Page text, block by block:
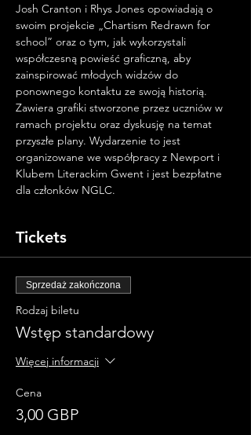
Josh Cranton i Rhys Jones opowiadają o
swoim projekcie „Chartism Redrawn for
school” oraz o tym, jak wykorzystali
współczesną powieść graficzną, aby
zainspirować młodych widzów do
ponownego kontaktu ze swoją historią.
Zawiera grafiki stworzone przez uczniów w
ramach projektu oraz dyskusję na temat
przyszłe plany. Wydarzenie to jest
organizowane we współpracy z Newport i
Klubem Literackim Gwent i jest bezpłatne
dla członków NGLC.
Tickets
Sprzedaż zakończona
Rodzaj biletu
Wstęp standardowy
Więcej informacji
Cena
3,00 GBP